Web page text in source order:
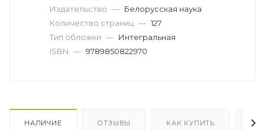
Издательство — Белорусская наука
Количество страниц — 127
Тип обложки — Интегральная
ISBN — 9789850822970
НАЛИЧИЕ ОТЗЫВЫ КАК КУПИТЬ